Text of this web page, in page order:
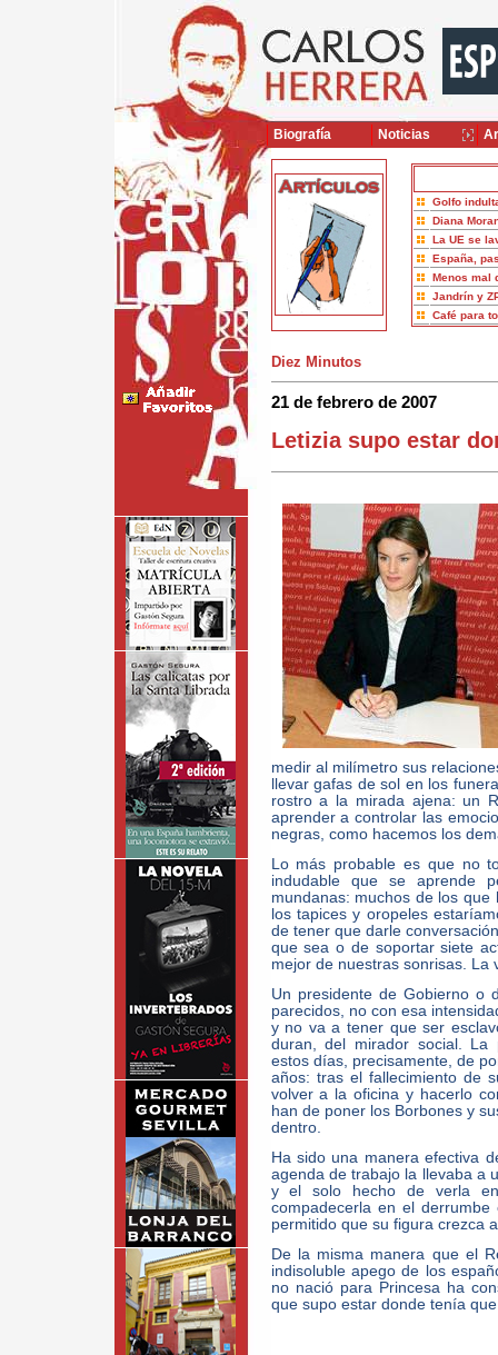
Golfo
Diana
La UE se
España,
Menos mal
Jandrín y
Café para
Diez Minutos
21 de febrero de 2007
Letizia supo estar
medir al milímetro sus
llevar gafas de sol en los
rostro a la mirada ajena: un
aprender a controlar las
negras, como hacemos los
Lo más probable es que no
indudable que se aprende
mundanas: muchos de los
los tapices y oropeles
de tener que darle
que sea o de soportar siete
mejor de nuestras sonrisas. La
Un presidente de Gobierno o
parecidos, no con esa
y no va a tener que ser
duran, del mirador social. La
estos días, precisamente, de
años: tras el fallecimiento de
volver a la oficina y hacerlo
han de poner los Borbones y
dentro.
Ha sido una manera efectiva
agenda de trabajo la llevaba a
y el solo hecho de verla
compadecerla en el
permitido que su figura crezca
De la misma manera que el
indisoluble apego de los
no nació para Princesa ha
que supo estar donde tenía
Biografía Noticias